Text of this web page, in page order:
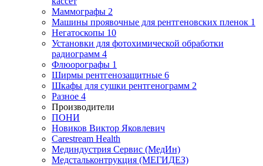
Маммографы 2
Машины проявочные для рентгеновских пленок 1
Негатоскопы 10
Установки для фотохимической обработки
радиограмм 4
Флюорографы 1
Ширмы рентгенозащитные 6
Шкафы для сушки рентгенограмм 2
Разное 4
Производители
ПОНИ
Новиков Виктор Яковлевич
Carestream Health
Мединдустрия Сервис (МедИн)
Медстальконтрукция (МЕГИДЕЗ)